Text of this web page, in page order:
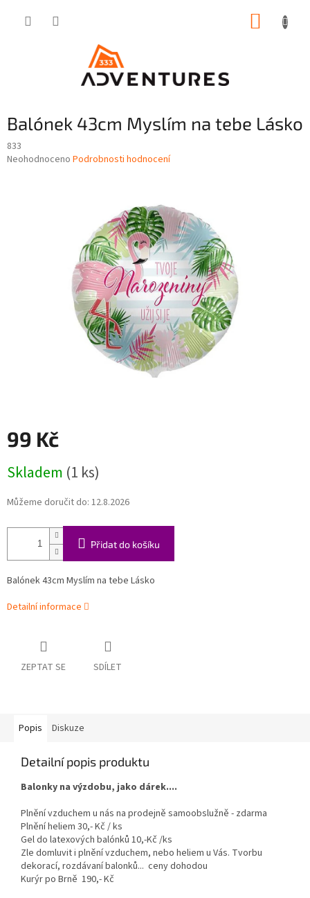
Balónek 43cm Myslím na tebe Lásko
833
Průměrné
Neohodnoceno Podrobnosti hodnocení
99 Kč
cena:
Skladem (1 ks)
Můžeme doručit do: 12.8.2026
Přidat do košíku
Balónek 43cm Myslím na tebe Lásko
Detailní informace
ZEPTAT SE SDÍLET
Popis Diskuze
Detailní popis produktu
Balonky na výzdobu, jako dárek....
Plnění vzduchem u nás na prodejně samoobslužně - zdarma
Plnění heliem 30,- Kč / ks
Gel do latexových balónků 10,-Kč /ks
Zle domluvit i plnění vzduchem, nebo heliem u Vás. Tvorbu
dekorací, rozdávaní balonků... ceny dohodou
Kurýr po Brně 190,- Kč